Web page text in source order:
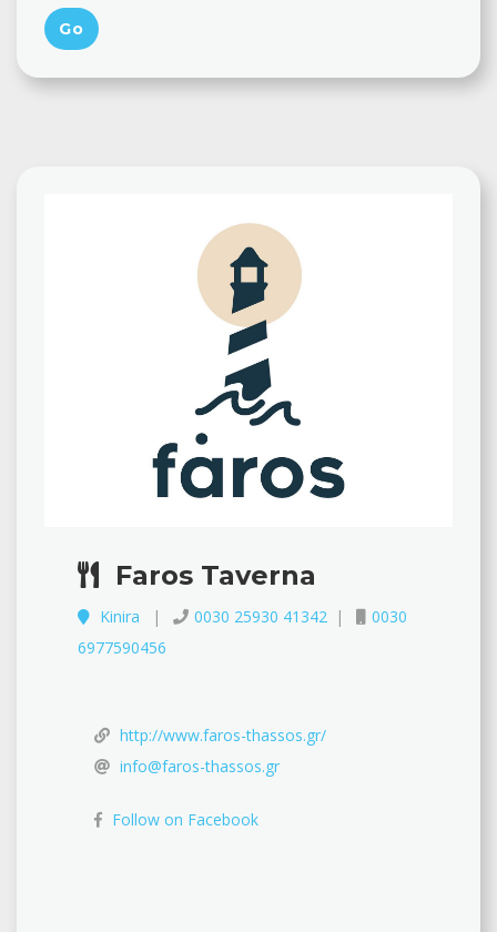
Faros Taverna
Kinira 0030 25930 41342
0030
6977590456
http://www.faros-thassos.gr/
info@faros-thassos.gr
Follow on Facebook